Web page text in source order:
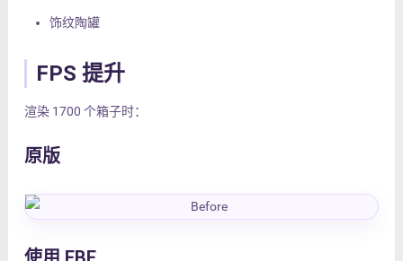
饰纹陶罐
FPS 提升
渲染 1700 个箱子时：
原版